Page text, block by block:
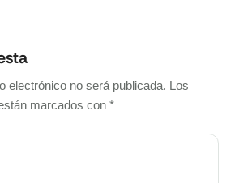
electrónico no será publicada. Los
marcados con *